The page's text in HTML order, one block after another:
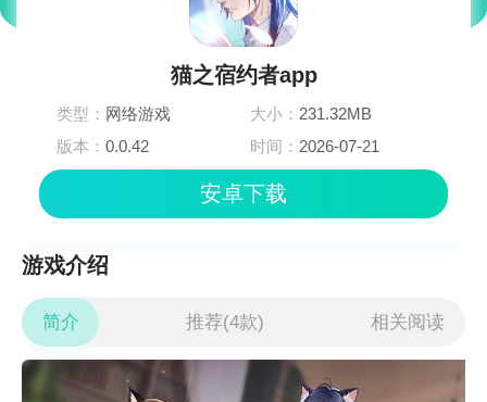
猫之宿约者app
类型： 网络游戏 大小：231.32MB
版本：0.0.42 时间： 2026-07-21
安卓下载
游戏介绍
简介 推荐(4款) 相关阅读